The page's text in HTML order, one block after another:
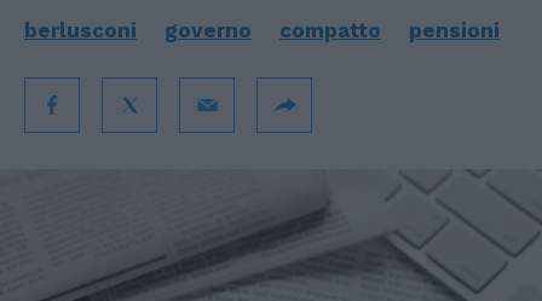
berlusconi governo compatto pensioni